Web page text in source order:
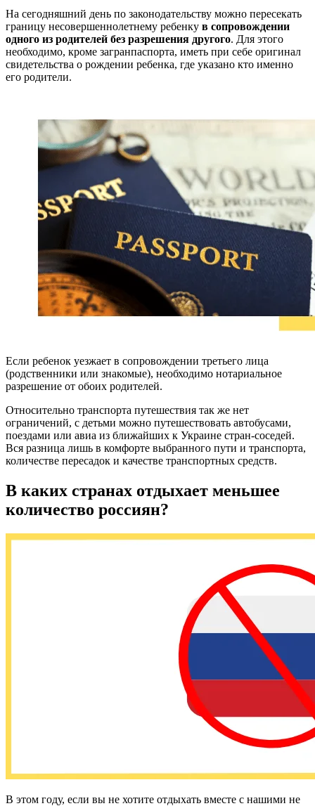
На сегодняшний день по законодательству можно пересекать
границу несовершеннолетнему ребенку в сопровождении
одного из родителей без разрешения другого. Для этого
необходимо, кроме загранпаспорта, иметь при себе оригинал
свидетельства о рождении ребенка, где указано кто именно
его родители.
Если ребенок уезжает в сопровождении третьего лица
(родственники или знакомые), необходимо нотариальное
разрешение от обоих родителей.
Относительно транспорта путешествия так же нет
ограничений, с детьми можно путешествовать автобусами,
поездами или авиа из ближайших к Украине стран-соседей.
Вся разница лишь в комфорте выбранного пути и транспорта,
количестве пересадок и качестве транспортных средств.
В каких странах отдыхает меньшее
количество россиян?
В этом году, если вы не хотите отдыхать вместе с нашими не